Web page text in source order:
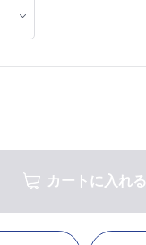
カートに入れる